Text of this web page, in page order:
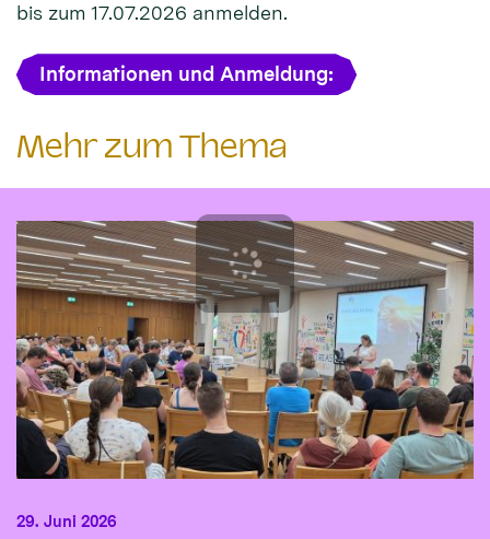
bis zum 17.07.2026 anmelden.
Informationen und Anmeldung:
Mehr zum Thema
29. Juni 2026